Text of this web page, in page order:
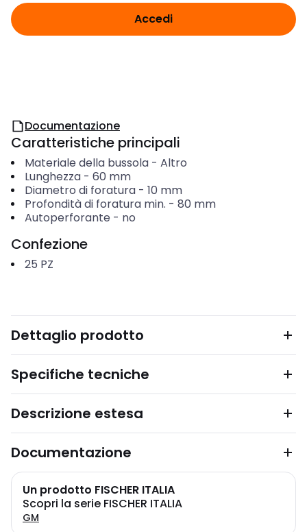
Accedi
Documentazione
Caratteristiche principali
Materiale della bussola- Altro
Lunghezza- 60 mm
Diametro di foratura- 10 mm
Profondità di foratura min. - 80 mm
Autoperforante - no
Confezione
25 PZ
Dettaglio prodotto
Specifiche tecniche
Descrizione estesa
Documentazione
Un prodotto FISCHER ITALIA
Scopri la serie FISCHER ITALIA
GM